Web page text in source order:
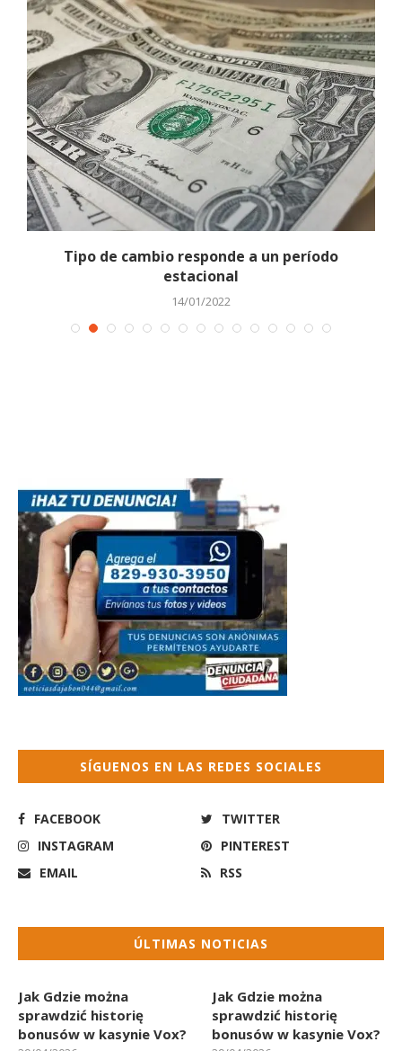
Tipo de cambio responde a un período
estacional
14/01/2022
SÍGUENOS EN LAS REDES SOCIALES
FACEBOOK
TWITTER
INSTAGRAM
PINTEREST
EMAIL
RSS
ÚLTIMAS NOTICIAS
Jak Gdzie można
sprawdzić historię
bonusów w kasynie Vox?
Jak Gdzie można
sprawdzić historię
bonusów w kasynie Vox?